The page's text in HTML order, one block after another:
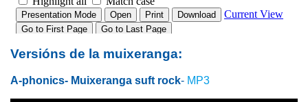
Versións de la muixeranga:
A-phonics- Muixeranga suft rock- MP3